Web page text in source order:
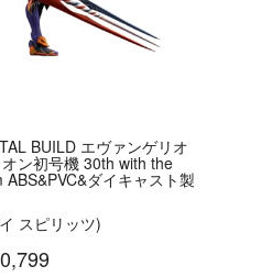
BUILD エヴァンゲリオ
ン初号機 30th with the
ダイキャスト製
スピリッツ)